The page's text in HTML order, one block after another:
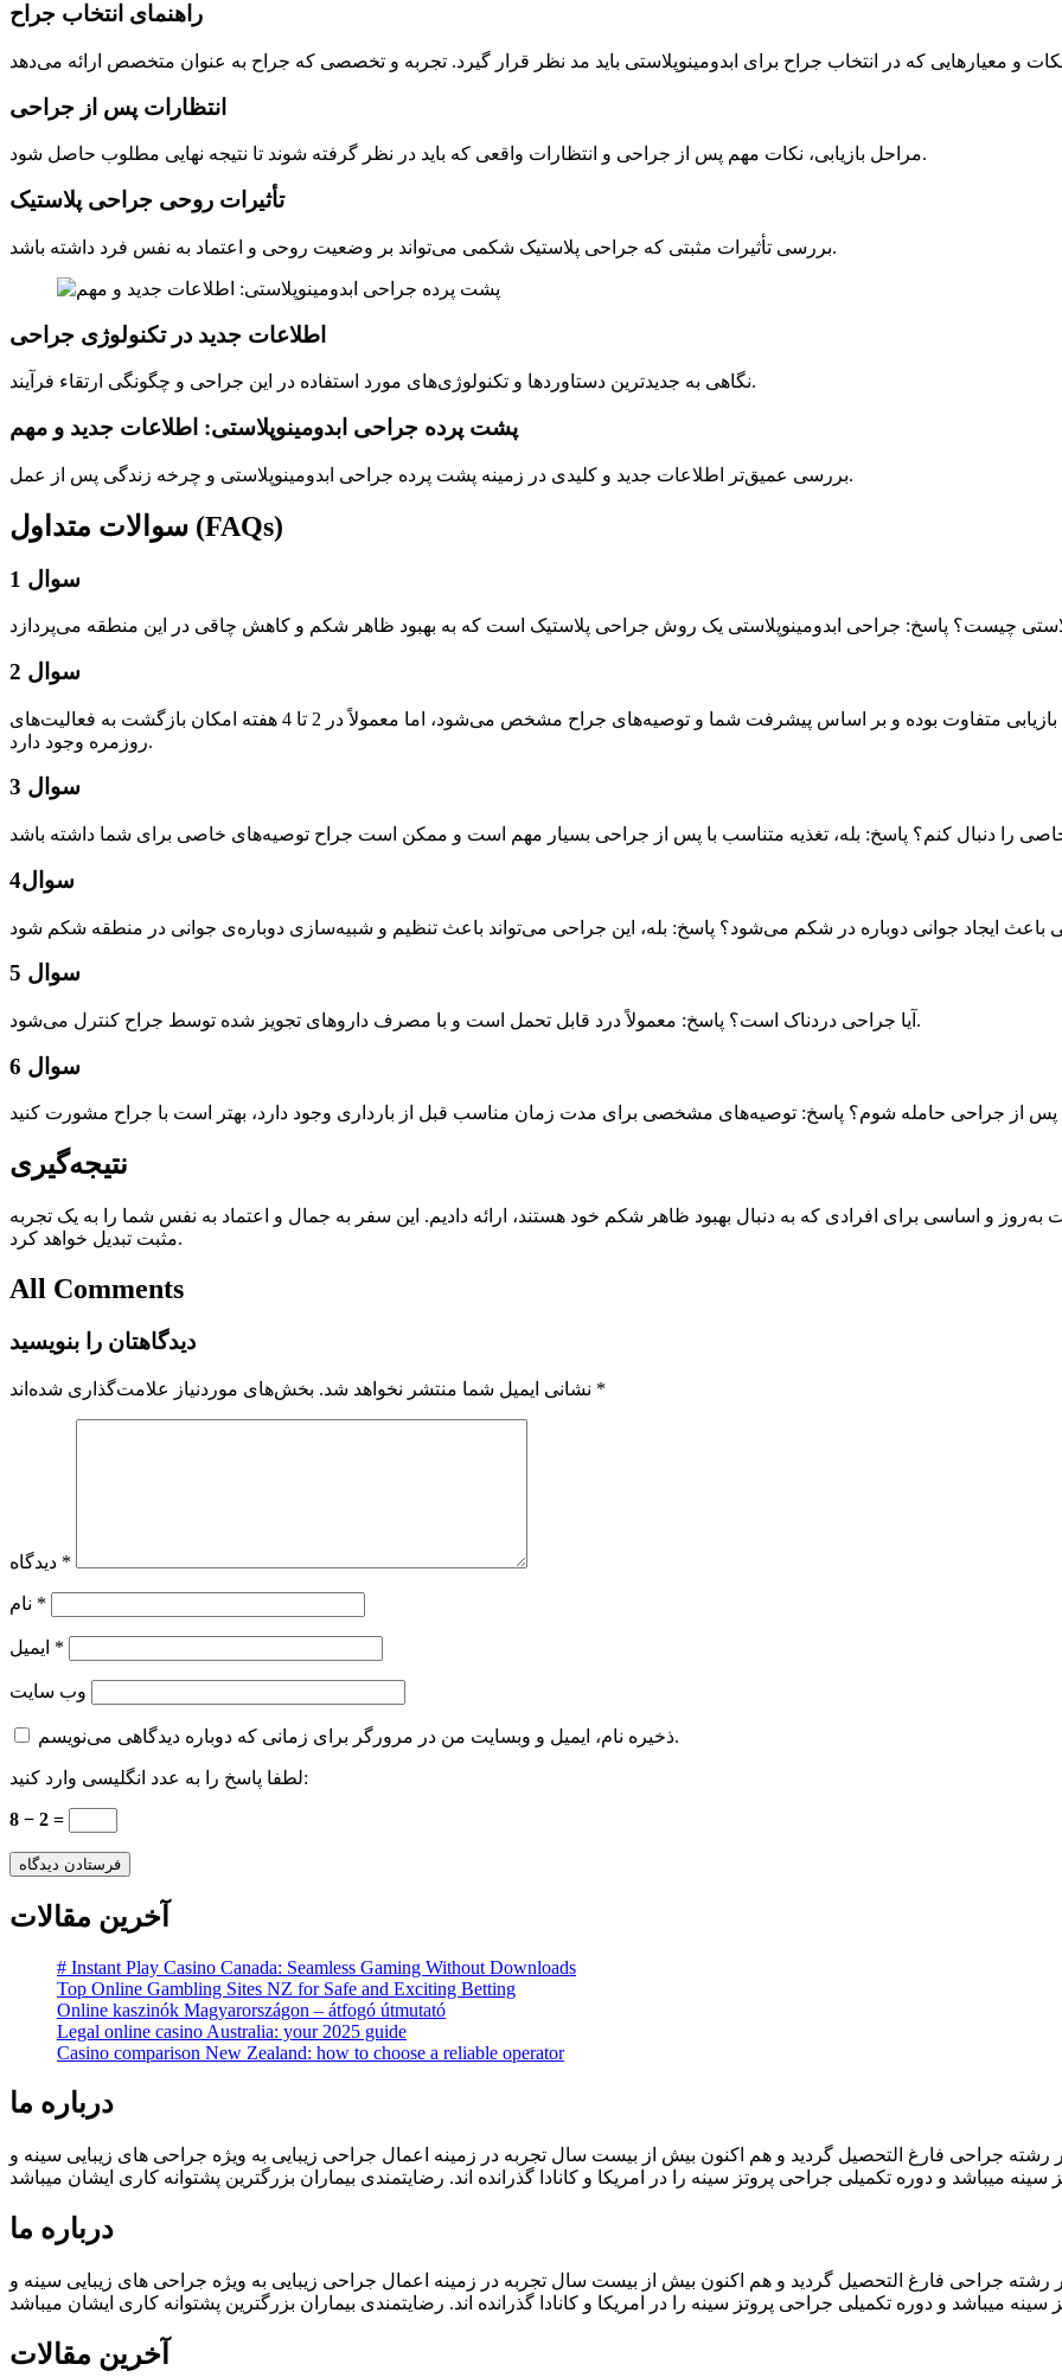
راهنمای انتخاب جراح
انتظارات پس از جراحی
مراحل بازیابی، نکات مهم پس از جراحی و انتظارات واقعی که باید در نظر گرفته شوند تا نتیجه نهایی مطلوب حاصل شود.
تأثیرات روحی جراحی پلاستیک
بررسی تأثیرات مثبتی که جراحی پلاستیک شکمی می‌تواند بر وضعیت روحی و اعتماد به نفس فرد داشته باشد.
اطلاعات جدید در تکنولوژی جراحی
نگاهی به جدیدترین دستاوردها و تکنولوژی‌های مورد استفاده در این جراحی و چگونگی ارتقاء فرآیند.
پشت پرده جراحی ابدومینوپلاستی: اطلاعات جدید و مهم
بررسی عمیق‌تر اطلاعات جدید و کلیدی در زمینه پشت پرده جراحی ابدومینوپلاستی و چرخه زندگی پس از عمل.
سوالات متداول (FAQs)
سوال 1
سوال 2
چه زمانی می‌توانم به فعالیت‌های روزمره خود بازگردم؟ پاسخ: زمان بازیابی متفاوت بوده و بر اساس پیشرفت شما و توصیه‌های جراح مشخص می‌شود، اما معمولاً در 2 تا 4 هفته امکان بازگشت به فعالیت‌های
روزمره وجود دارد.
سوال 3
سوال4
سوال 5
آیا جراحی دردناک است؟ پاسخ: معمولاً درد قابل تحمل است و با مصرف داروهای تجویز شده توسط جراح کنترل می‌شود.
سوال 6
نتیجه‌گیری
به‌روز و اساسی برای افرادی که به دنبال بهبود ظاهر شکم خود هستند، ارائه دادیم. این سفر به جمال و اعتماد به نفس شما را به یک تجربه
مثبت تبدیل خواهد کرد.
All Comments
دیدگاهتان را بنویسید
نشانی ایمیل شما منتشر نخواهد شد. *
*
*
*
وب‌ سایت
ذخیره نام، ایمیل و وبسایت من در مرورگر برای زمانی که دوباره دیدگاهی می‌نویسم.
لطفا پاسخ را به عدد انگلیسی وارد کنید:
8 − 2 =
آخرین مقالات
# Instant Play Casino Canada: Seamless Gaming Without Downloads
Top Online Gambling Sites NZ for Safe and Exciting Betting
Online kaszinók Magyarországon – átfogó útmutató
Legal online casino Australia: your 2025 guide
Casino comparison New Zealand: how to choose a reliable operator
درباره ما
علوم پزشکی تهران در رشته جراحی فارغ التحصیل گردید و هم اکنون بیش از بیست سال تجربه در زمینه اعمال جراحی زیبایی به ویژه جراحی های زیبایی سینه و
درباره ما
علوم پزشکی تهران در رشته جراحی فارغ التحصیل گردید و هم اکنون بیش از بیست سال تجربه در زمینه اعمال جراحی زیبایی به ویژه جراحی های زیبایی سینه و
آخرین مقالات